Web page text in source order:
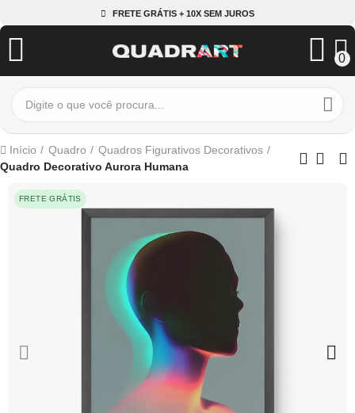
FRETE GRÁTIS + 10X SEM JUROS
0
Início Quadro
Quadros Figurativos Decorativos
Quadro Decorativo Aurora Humana
FRETE GRÁTIS